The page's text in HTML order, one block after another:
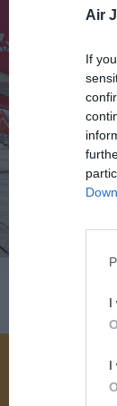
Air
If
I
I